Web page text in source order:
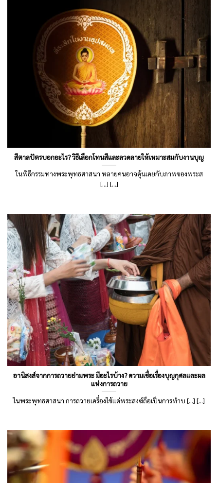
สีตาลปัตรบอกอะไร? วิธีเลือกโทนสีและลวดลายให้เหมาะสมกับงานบุญ
ในพิธีกรรมทางพระพุทธศาสนา หลายคนอาจคุ้นเคยกับภาพของพระส
[...] [...]
อานิสงส์จากการถวายย่ามพระ มีอะไรบ้าง? ความเชื่อเรื่องบุญกุศลและผล
แห่งการถวาย
ในพระพุทธศาสนา การถวายเครื่องใช้แด่พระสงฆ์ถือเป็นการทำบ [...] [...]